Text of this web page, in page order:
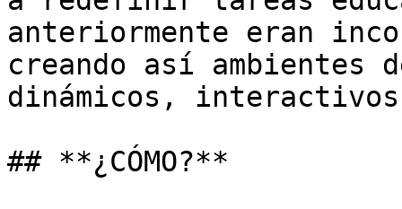
anteriormente eran
creando así ambientes
dinámicos,
## **¿CÓMO?**